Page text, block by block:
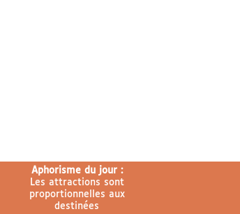
Aphorisme du jour :
Les attractions sont
proportionnelles aux
destinées